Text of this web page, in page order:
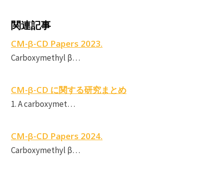
関連記事
CM-β-CD Papers 2023.
Carboxymethyl β…
CM-β-CD に関する研究まとめ
1. A carboxymet…
CM-β-CD Papers 2024.
Carboxymethyl β…